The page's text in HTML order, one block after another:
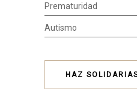
Prematuridad
Autismo
HAZ